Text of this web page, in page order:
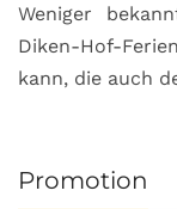
Weniger
Diken-Hof-
kann, die auch
Promotion